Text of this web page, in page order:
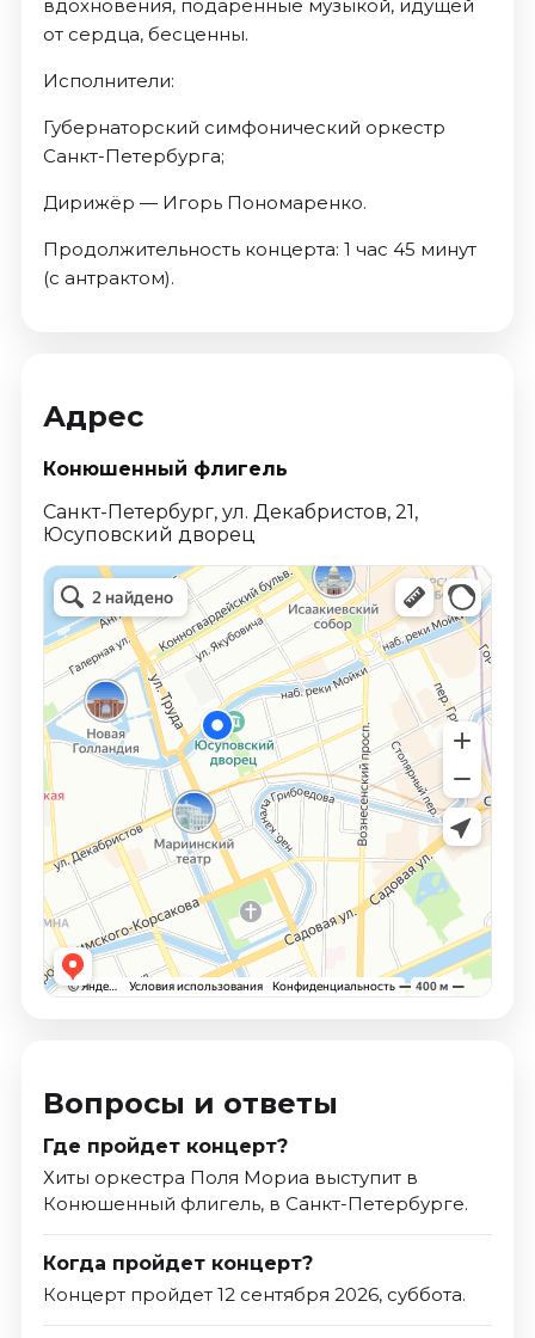
вдохновения, подаренные музыкой, идущей
от сердца, бесценны.
Исполнители:
Губернаторский симфонический оркестр
Санкт-Петербурга;
Дирижёр — Игорь Пономаренко.
Продолжительность концерта: 1 час 45 минут
(с антрактом).
Адрес
Конюшенный флигель
Санкт-Петербург, ул. Декабристов, 21,
Юсуповский дворец
Вопросы и ответы
Где пройдет концерт?
Хиты оркестра Поля Мориа выступит в
Конюшенный флигель, в Санкт-Петербурге.
Когда пройдет концерт?
Концерт пройдет 12 сентября 2026, суббота.